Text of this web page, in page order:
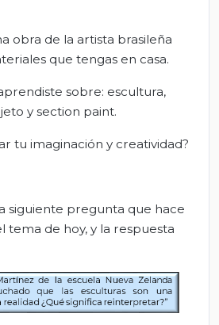
obra de la artista brasileña
que tengas en casa.
sobre: escultura,
y section paint.
tu imaginación y creatividad?
siguiente pregunta que hace
tema de hoy, y la respuesta